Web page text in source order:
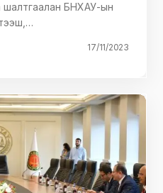
шалтгаалан БНХАУ-ын
17/11/2023